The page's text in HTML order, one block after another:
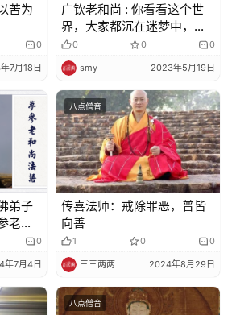
苦为
0
7月18日
广钦老和尚 : 你看看这个世
界，大家都沉在迷梦中，追
逐名利，你争我夺
0 0 0
smy 2023年5月19日
弟子
老和
0
年7月4日
八点僧音
传喜法师：戒除罪恶，普皆
向善
1 0 0
三三两两 2024年8月29日
八点僧音